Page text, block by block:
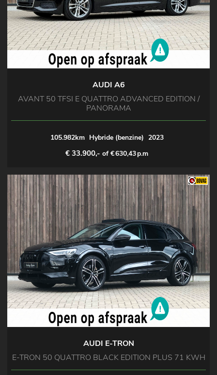
AUDI A6
AVANT 50 TFSI E QUATTRO ADVANCED EDITION /
PANORAMA
105.982km Hybride (benzine) 2023
€ 33.900,- of €630,43p.m
AUDI E-TRON
E-TRON 50 QUATTRO BLACK EDITION PLUS 71 KWH